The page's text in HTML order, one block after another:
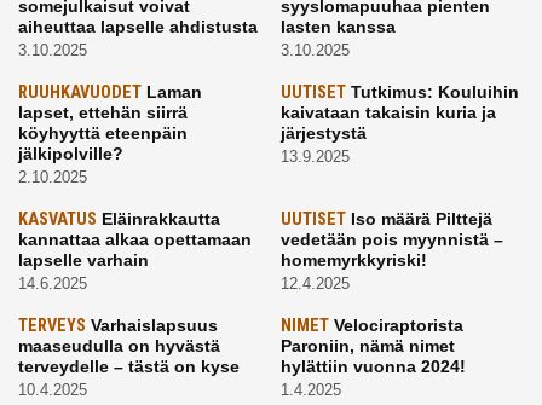
somejulkaisut voivat
aiheuttaa lapselle ahdistusta
3.10.2025
syyslomapuuhaa pienten
lasten kanssa
3.10.2025
RUUHKAVUODET Laman
lapset, ettehän siirrä
köyhyyttä eteenpäin
jälkipolville?
2.10.2025
UUTISETTutkimus: Kouluihin
kaivataan takaisin kuria ja
järjestystä
13.9.2025
KASVATUS Eläinrakkautta
kannattaa alkaa opettamaan
lapselle varhain
14.6.2025
UUTISETIso määrä Pilttejä
vedetään pois myynnistä –
homemyrkkyriski!
12.4.2025
TERVEYS Varhaislapsuus
maaseudulla on hyvästä
terveydelle – tästä on kyse
10.4.2025
NIMETVelociraptorista
Paroniin, nämä nimet
hylättiin vuonna 2024!
1.4.2025